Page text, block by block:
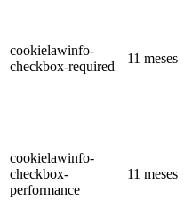
cookielawinfo-
checkbox-required
11 meses
cookielawinfo-
checkbox-
performance
11 meses